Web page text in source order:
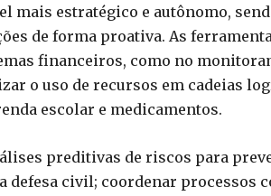
mais estratégico e autônomo,
de forma proativa. As
financeiros, como no
o uso de recursos em cadeias
escolar e medicamentos.
preditivas de riscos para
defesa civil; coordenar processos